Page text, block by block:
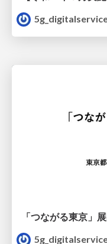
「つながる東京」